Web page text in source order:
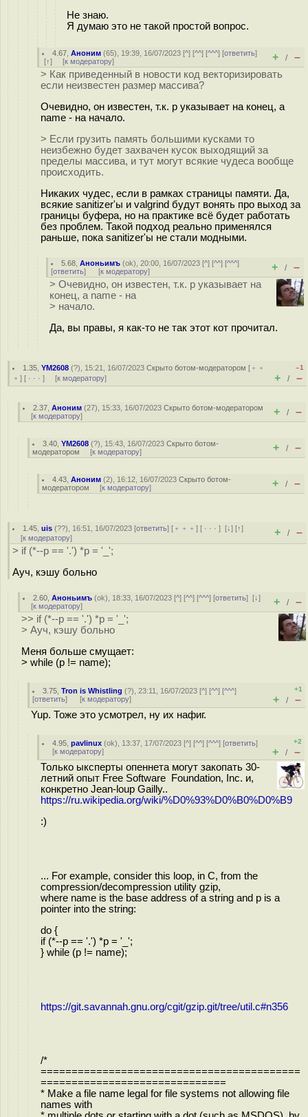
Не знаю.
Я думаю это не такой простой вопрос.
4.67 ,Аноним (65), 19:39, 16/07/2023 [^] [^^] [^^^] [ответить]
[↑] [к модератору] + / –
> Как приведенный в новости код векторизировать
если неизвестен размер массива?
Очевидно, он известен, т.к. p указывает на конец, а
name - на начало.
> Если грузить память большими кусками то
неизбежно будет захвачен кусок выходящий за
пределы массива, и тут могут всякие чудеса вообще
происходить.
Никаких чудес, если в рамках страницы памяти. Да,
всякие sanitizer'ы и valgrind будут вонять про выход за
границы буфера, но на практике всё будет работать
без проблем. Такой подход реально применялся
раньше, пока sanitizer'ы не стали модными.
5.68 ,Аноньимъ (ok), 20:00, 16/07/2023 [^] [^^] [^^^]
[ответить] [к модератору] + / –
> Очевидно, он известен, т.к. p указывает на
конец, а name - на
> начало.
Да, вы правы, я как-то не так этот кот прочитал.
1.35 ,YM2608 (?), 15:21, 16/07/2023Скрыто ботом-модератором [ ﹢﹢
﹢ ] [ · · · ] [к модератору]
–1
+ / –
2.37 ,Аноним (27), 15:33, 16/07/2023Скрыто ботом-модератором
[к модератору] + / –
3.40 ,YM2608 (?), 15:43, 16/07/2023Скрыто ботом-
модератором [к модератору] + / –
4.43 ,Аноним (2), 16:12, 16/07/2023Скрыто ботом-
модератором [к модератору] + / –
1.45 ,uis (??), 16:51, 16/07/2023 [ответить] [ ﹢﹢﹢] [ · · ·][↓] [↑]
[к модератору] + / –
> if (*--p == '.') *p = '_';
Ауч, кэшу больно
2.60 ,Аноньимъ (ok), 18:33, 16/07/2023 [^] [^^] [^^^] [ответить][↓]
[к модератору] + / –
>> if (*--p == '.') *p = '_';
> Ауч, кэшу больно
Меня больше смущает:
> while (p != name);
3.75 ,Tron is Whistling (?), 23:11, 16/07/2023 [^] [^^] [^^^]
[ответить] [к модератору]
+1
+ / –
Yup. Тоже это усмотрел, ну их нафиг.
4.95 ,pavlinux (ok), 13:37, 17/07/2023 [^] [^^] [^^^] [ответить]
[к модератору]
+2
+ / –
Только ыксперты опеннета могут закопать 30-
летний опыт Free Software Foundation, Inc. и,
конкретно Jean-loup Gailly..
https://ru.wikipedia.org/wiki/%D0%93%D0%B0%D0%B9
:)
... For example, consider this loop, in C, from the
compression/decompression utility gzip,
where name is the base address of a string and p is a
pointer into the string:
do {
if (*--p == '.') *p = '_';
} while (p != name);
https://git.savannah.gnu.org/cgit/gzip.git/tree/util.c#n356
/*
==========================================
==============================
* Make a file name legal for file systems not allowing file
names with